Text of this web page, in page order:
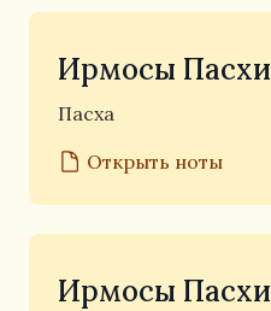
Ирмосы Пасхи
Пасха
Открыть ноты
Ирмосы Пасхи